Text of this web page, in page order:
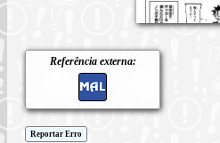
Referência externa:
Reportar Erro